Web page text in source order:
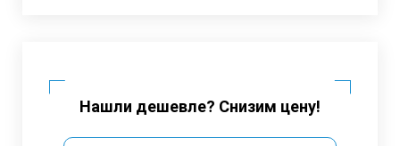
Нашли дешевле? Снизим цену!